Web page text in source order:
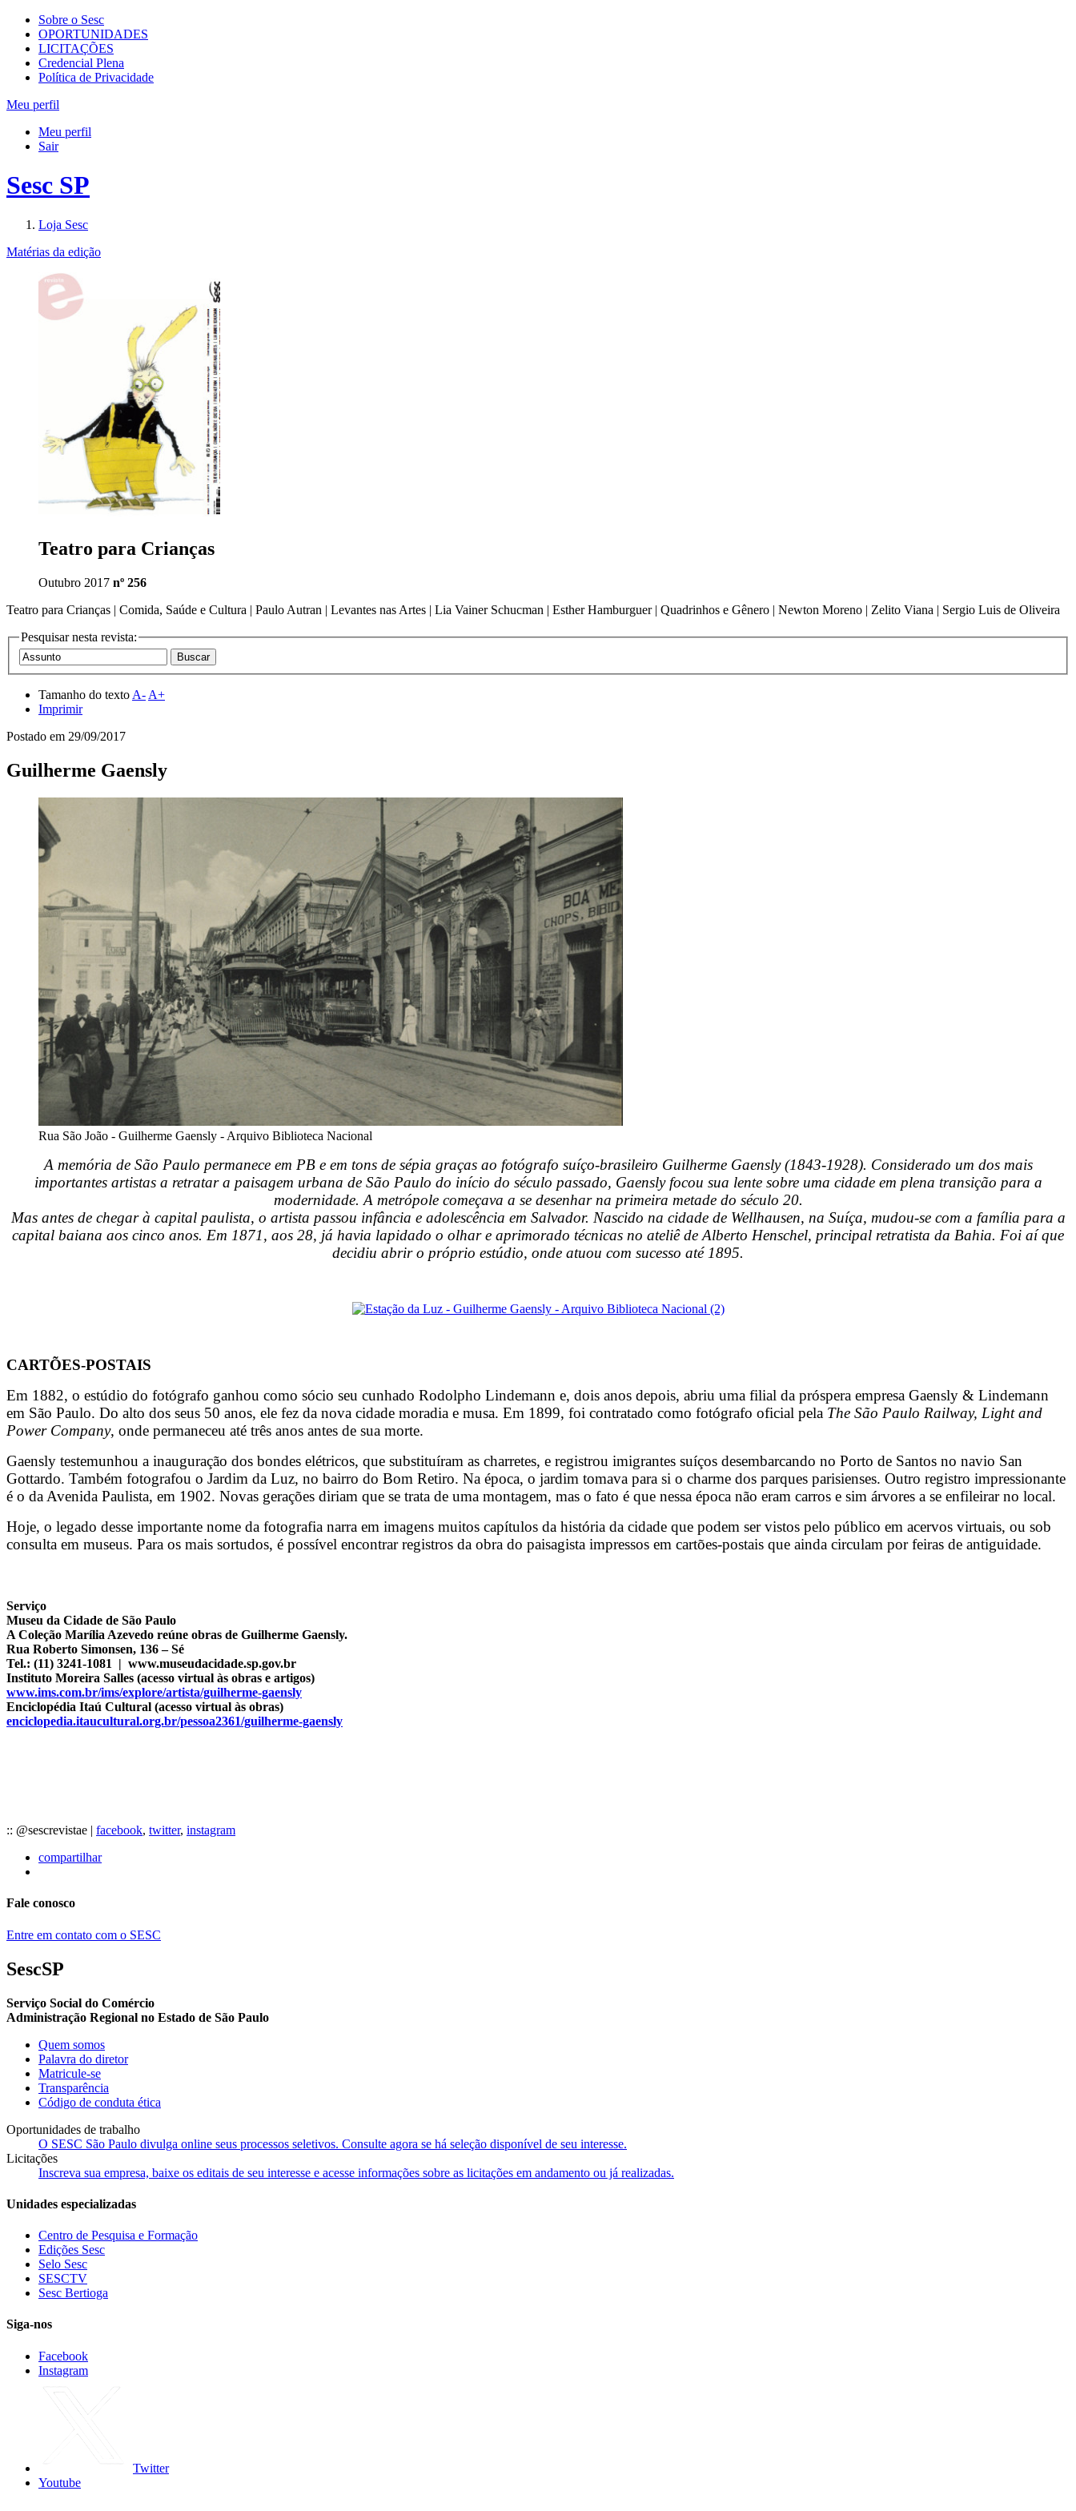
Sobre o Sesc
OPORTUNIDADES
LICITAÇÕES
Credencial Plena
Política de Privacidade
Meu perfil
Meu perfil
Sair
Sesc SP
Loja Sesc
Matérias da edição
Teatro para Crianças
Outubro 2017 nº 256
Teatro para Crianças | Comida, Saúde e Cultura | Paulo Autran | Levantes nas Artes | Lia Vainer Schucman | Esther Hamburguer | Quadrinhos e Gênero | Newton Moreno | Zelito Viana | Sergio Luis de Oliveira
Pesquisar nesta revista:
Tamanho do texto A- A+
Imprimir
Postado em 29/09/2017
Guilherme Gaensly
Rua São João - Guilherme Gaensly - Arquivo Biblioteca Nacional
A memória de São Paulo permanece em PB e em tons de sépia graças ao fotógrafo suíço-brasileiro Guilherme Gaensly (1843-1928). Considerado um dos mais
importantes artistas a retratar a paisagem urbana de São Paulo do início do século passado, Gaensly focou sua lente sobre uma cidade em plena transição para a
modernidade. A metrópole começava a se desenhar na primeira metade do século 20.
Mas antes de chegar à capital paulista, o artista passou infância e adolescência em Salvador. Nascido na cidade de Wellhausen, na Suíça, mudou-se com a família para a
capital baiana aos cinco anos. Em 1871, aos 28, já havia lapidado o olhar e aprimorado técnicas no ateliê de Alberto Henschel, principal retratista da Bahia. Foi aí que
decidiu abrir o próprio estúdio, onde atuou com sucesso até 1895.
CARTÕES-POSTAIS
Em 1882, o estúdio do fotógrafo ganhou como sócio seu cunhado Rodolpho Lindemann e, dois anos depois, abriu uma filial da próspera empresa Gaensly & Lindemann
em São Paulo. Do alto dos seus 50 anos, ele fez da nova cidade moradia e musa. Em 1899, foi contratado como fotógrafo oficial pela The São Paulo Railway, Light and
Power Company, onde permaneceu até três anos antes de sua morte.
Gaensly testemunhou a inauguração dos bondes elétricos, que substituíram as charretes, e registrou imigrantes suíços desembarcando no Porto de Santos no navio San
Gottardo. Também fotografou o Jardim da Luz, no bairro do Bom Retiro. Na época, o jardim tomava para si o charme dos parques parisienses. Outro registro impressionante
é o da Avenida Paulista, em 1902. Novas gerações diriam que se trata de uma montagem, mas o fato é que nessa época não eram carros e sim árvores a se enfileirar no local.
Hoje, o legado desse importante nome da fotografia narra em imagens muitos capítulos da história da cidade que podem ser vistos pelo público em acervos virtuais, ou sob
consulta em museus. Para os mais sortudos, é possível encontrar registros da obra do paisagista impressos em cartões-postais que ainda circulam por feiras de antiguidade.
Serviço
Museu da Cidade de São Paulo
A Coleção Marília Azevedo reúne obras de Guilherme Gaensly.
Rua Roberto Simonsen, 136 – Sé
Tel.: (11) 3241-1081 | www.museudacidade.sp.gov.br
Instituto Moreira Salles (acesso virtual às obras e artigos)
www.ims.com.br/ims/explore/artista/guilherme-gaensly
Enciclopédia Itaú Cultural (acesso virtual às obras)
enciclopedia.itaucultural.org.br/pessoa2361/guilherme-gaensly
:: @sescrevistae | facebook, twitter, instagram
compartilhar
Fale conosco
Entre em contato com o SESC
SescSP
Serviço Social do Comércio
Administração Regional no Estado de São Paulo
Quem somos
Palavra do diretor
Matricule-se
Transparência
Código de conduta ética
Oportunidades de trabalho
O SESC São Paulo divulga online seus processos seletivos. Consulte agora se há seleção disponível de seu interesse.
Licitações
Inscreva sua empresa, baixe os editais de seu interesse e acesse informações sobre as licitações em andamento ou já realizadas.
Unidades especializadas
Centro de Pesquisa e Formação
Edições Sesc
Selo Sesc
SESCTV
Sesc Bertioga
Siga-nos
Facebook
Instagram
Twitter
Youtube